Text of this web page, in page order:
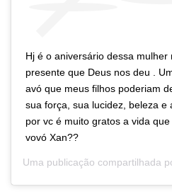
Hj é o aniversário dessa mulher
presente que Deus nos deu .
avó que meus filhos poderiam
sua força, sua lucidez, beleza e
por vc é muito gratos a vida
vovó Xan??
Uma publicação compartilhada